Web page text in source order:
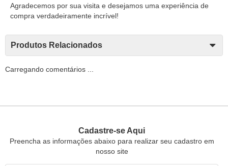
Agradecemos por sua visita e desejamos uma experiência de
compra verdadeiramente incrível!
Produtos Relacionados
Carregando comentários ...
Cadastre-se Aqui
Preencha as informações abaixo para realizar seu cadastro em
nosso site